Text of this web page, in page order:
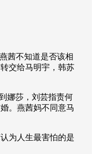
茜不知道是否该相
交给马明宇，韩苏
娜莎，刘芸指责何
。燕茜妈不同意马
为人生最害怕的是